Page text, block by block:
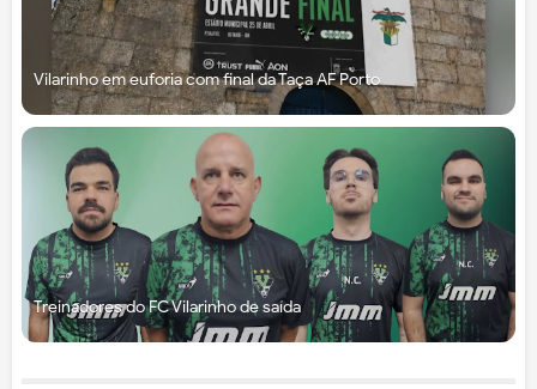
Vilarinho em euforia com final da Taça AF Porto
Treinadores do FC Vilarinho de saída